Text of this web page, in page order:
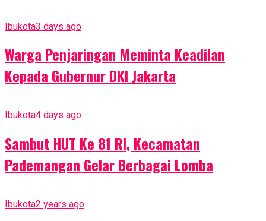
Ibukota3 days ago
Warga Penjaringan Meminta Keadilan
Kepada Gubernur DKI Jakarta
Ibukota4 days ago
Sambut HUT Ke 81 RI, Kecamatan
Pademangan Gelar Berbagai Lomba
Ibukota2 years ago